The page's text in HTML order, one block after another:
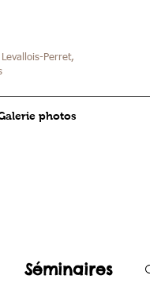
Perret,
photos
Séminaires